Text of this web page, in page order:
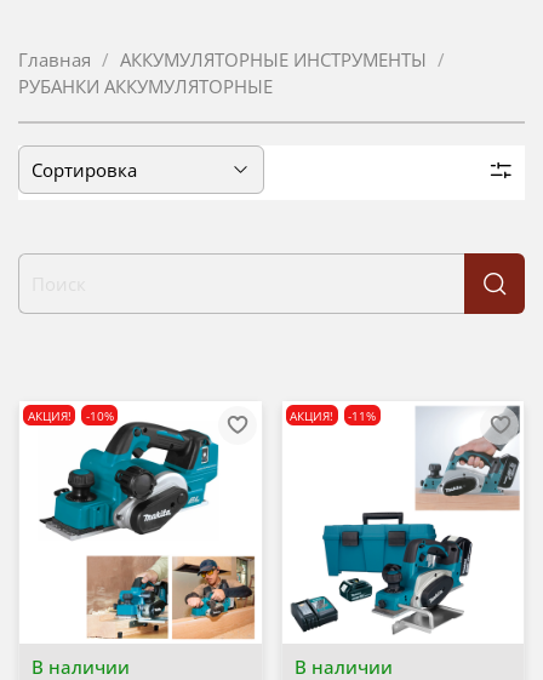
Главная
АККУМУЛЯТОРНЫЕ ИНСТРУМЕНТЫ
РУБАНКИ АККУМУЛЯТОРНЫЕ
В наличии
АКЦИЯ! -10%
В наличии
АКЦИЯ! -11%